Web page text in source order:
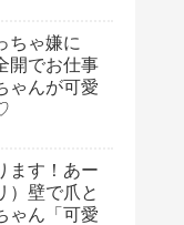
ちゃ嫌に
開でお仕事
ゃんが可愛
ます！あー
）壁で爪と
ゃん「可愛